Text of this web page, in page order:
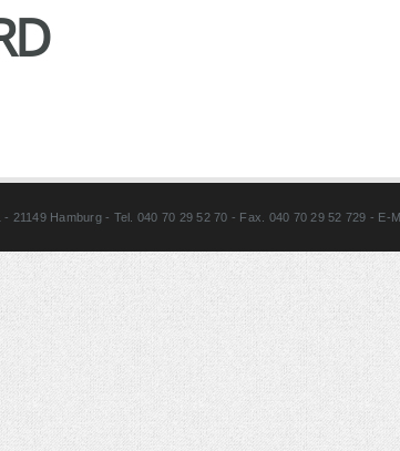
21149 Hamburg - Tel. 040 70 29 52 70 - Fax. 040 70 29 52 729 - E-